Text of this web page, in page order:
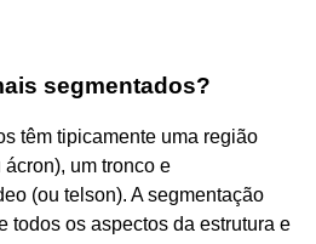
segmentados?
têm tipicamente uma região
um tronco e
(ou telson). A segmentação
todos os aspectos da estrutura e